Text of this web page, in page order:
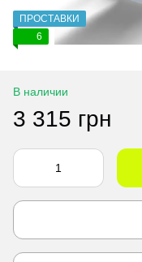
ПРОСТАВКИ
6
В наличии
3 315 грн